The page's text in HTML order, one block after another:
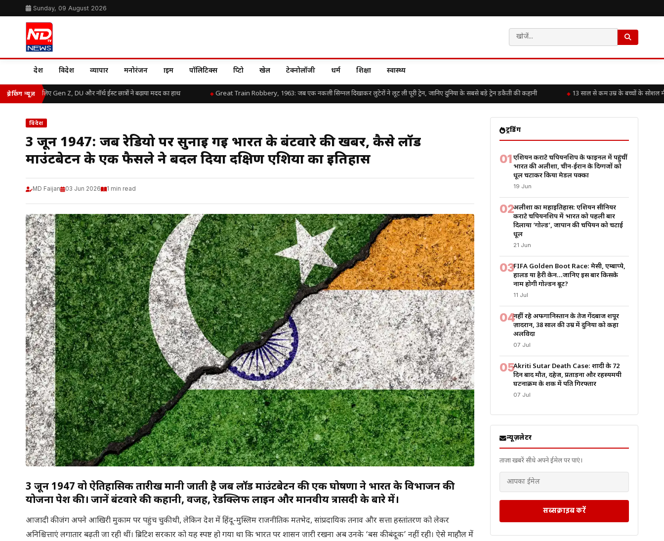
Sunday, 09 August 2026
देश विदेश व्यापार मनोरंजन क्राइम पॉलिटिक्स क्रिप्टो खेल टेक्नोलॉजी धर्म शिक्षा स्वास्थ्य
ब्रेकिंग न्यूज़
राहत के लिए Gen Z, DU और नॉर्थ ईस्ट छात्रों ने बढ़ाया मदद का हाथ Great Train Robbery, 1963: जब एक नकली सिग्नल दिखाकर लुटेरों ने लूट ली पूरी ट्रेन, जानिए दुनिया के सबसे बड़े ट्रेन डकैती की कहानी 13 साल से कम उम्र के बच्चों के सोशल
विदेश
3 जून 1947: जब रेडियो पर सुनाई गई भारत के बंटवारे की खबर, कैसे लॉर्ड
माउंटबेटन के एक फैसले ने बदल दिया दक्षिण एशिया का इतिहास
MD Faijan 03 Jun 2026 1 min read
3 जून 1947 वो ऐतिहासिक तारीख मानी जाती है जब लॉर्ड माउंटबेटन की एक घोषणा ने भारत के विभाजन की
योजना पेश की। जानें बंटवारे की कहानी, वजह, रेडक्लिफ लाइन और मानवीय त्रासदी के बारे में।
आजादी की जंग अपने आखिरी मुकाम पर पहुंच चुकी थी, लेकिन देश में हिंदू-मुस्लिम राजनीतिक मतभेद, सांप्रदायिक तनाव और सत्ता हस्तांतरण को लेकर
अनिश्चित्ताएं लगातार बढ़ती जा रही थीं। ब्रिटिश सरकार को यह स्पष्ट हो गया था कि भारत पर शासन जारी रखना अब उनके ‘बस की बंदूक’ नहीं रही। ऐसे माहौल में
ट्रेंडिंग
01एशियन कराटे चैंपियनशिप के फाइनल में पहुंचीं
भारत की अलीशा, चीन-ईरान के दिग्गजों को
धूल चटाकर किया मेडल पक्का
19 Jun
02अलीशा का महाइतिहास: एशियन सीनियर
कराटे चैंपियनशिप में भारत को पहली बार
दिलाया ‘गोल्ड’, जापान की चैंपियन को चटाई
धूल
21 Jun
03FIFA Golden Boot Race: मेसी, एम्बाप्पे,
हालैंड या हैरी केन…जानिए इस बार किसके
नाम होगी गोल्डन बूट?
11 Jul
04नहीं रहे अफगानिस्तान के तेज गेंदबाज शपूर
ज़ादरान, 38 साल की उम्र में दुनिया को कहा
अलविदा
07 Jul
05Akriti Sutar Death Case: शादी के 72
दिन बाद मौत, दहेज, प्रताड़ना और रहस्यमयी
घटनाक्रम के शक में पति गिरफ्तार
07 Jul
न्यूज़लेटर
ताज़ा खबरें सीधे अपने ईमेल पर पाएं।
सब्सक्राइब करें